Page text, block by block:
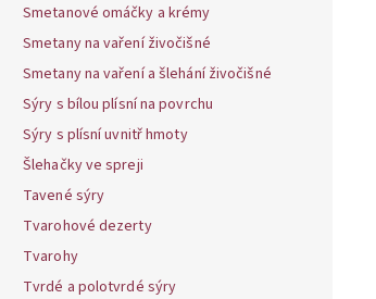
Smetanové omáčky a krémy
Smetany na vaření živočišné
Smetany na vaření a šlehání živočišné
Sýry s bílou plísní na povrchu
Sýry s plísní uvnitř hmoty
Šlehačky ve spreji
Tavené sýry
Tvarohové dezerty
Tvarohy
Tvrdé a polotvrdé sýry